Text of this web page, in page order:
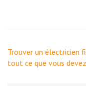
Navigation
de
Trouver un électricien
tout ce que vous